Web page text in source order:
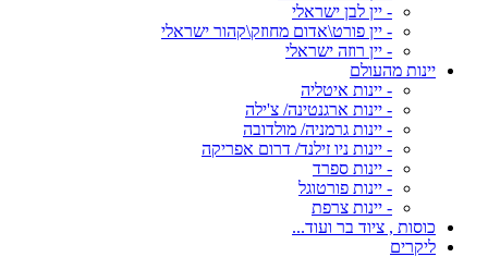
- יין לבן ישראלי
- יין פורט\אדום מחוזק\קהור ישראלי
- יין רוזה ישראלי
יינות מהעולם
- יינות איטליה
- יינות ארגנטינה/ צ'ילה
- יינות גרמניה/ מולדובה
- יינות ניו זילנד/ דרום אפריקה
- יינות ספרד
- יינות פורטוגל
- יינות צרפת
כוסות , ציוד בר ועוד...
ליקרים